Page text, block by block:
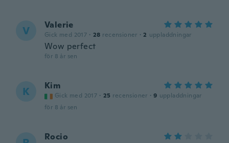
V Valerie
Gick med 2017 · 28 recensioner · 2 uppladdningar
Wow perfect
för 8 år sen
K Kim
Gick med 2017 · 25 recensioner · 9 uppladdningar
för 8 år sen
Rocio